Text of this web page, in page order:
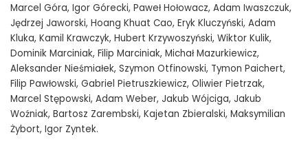
Marcel Góra, Igor Górecki, Paweł Hołowacz, Adam Iwaszczuk,
Jędrzej Jaworski, Hoang Khuat Cao, Eryk Kluczyński, Adam
Kluka, Kamil Krawczyk, Hubert Krzywoszyński, Wiktor Kulik,
Dominik Marciniak, Filip Marciniak, Michał Mazurkiewicz,
Aleksander Nieśmiałek, Szymon Otfinowski, Tymon Paichert,
Filip Pawłowski, Gabriel Pietruszkiewicz, Oliwier Pietrzak,
Marcel Stępowski, Adam Weber, Jakub Wójciga, Jakub
Woźniak, Bartosz Zarembski, Kajetan Zbieralski, Maksymilian
Żybort, Igor Zyntek.